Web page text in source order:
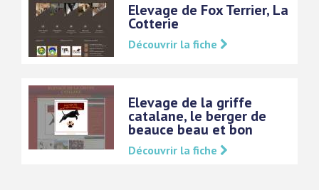
Elevage de Fox Terrier, La
Cotterie
Découvrir la fiche
Elevage de la griffe
catalane, le berger de
beauce beau et bon
Découvrir la fiche